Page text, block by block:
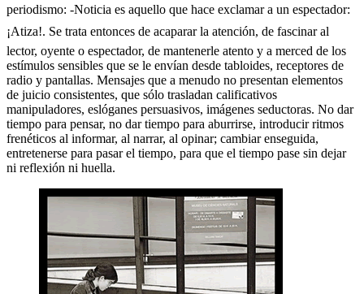
periodismo: -Noticia es aquello que hace exclamar a un espectador:
¡Atiza!. Se trata entonces de acaparar la atención, de fascinar al
lector, oyente o espectador, de mantenerle atento y a merced de los
estímulos sensibles que se le envían desde tabloides, receptores de
radio y pantallas. Mensajes que a menudo no presentan elementos
de juicio consistentes, que sólo trasladan calificativos
manipuladores, eslóganes persuasivos, imágenes seductoras. No dar
tiempo para pensar, no dar tiempo para aburrirse, introducir ritmos
frenéticos al informar, al narrar, al opinar; cambiar enseguida,
entretenerse para pasar el tiempo, para que el tiempo pase sin dejar
ni reflexión ni huella.